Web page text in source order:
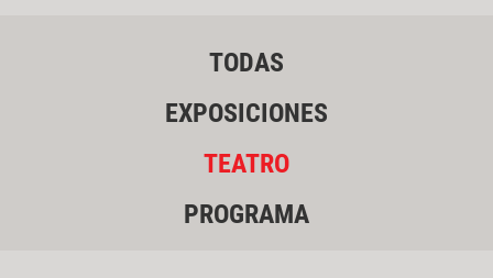
TODAS
EXPOSICIONES
TEATRO
PROGRAMA